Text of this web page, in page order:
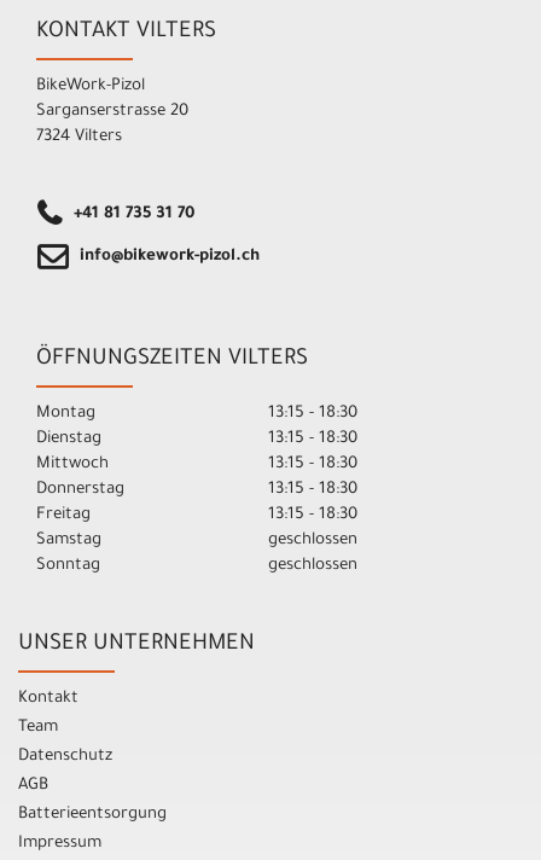
KONTAKT VILTERS
BikeWork-Pizol
Sarganserstrasse 20
7324 Vilters
+41 81 735 31 70
info@bikework-pizol.ch
ÖFFNUNGSZEITEN VILTERS
Montag
13:15 - 18:30
Dienstag
13:15 - 18:30
Mittwoch
13:15 - 18:30
Donnerstag
13:15 - 18:30
Freitag
13:15 - 18:30
Samstag
geschlossen
Sonntag
geschlossen
UNSER UNTERNEHMEN
Kontakt
Team
Datenschutz
AGB
Batterieentsorgung
Impressum